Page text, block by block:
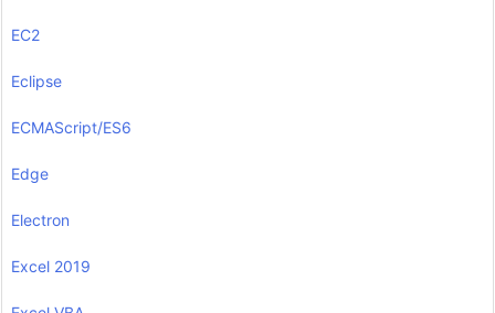
EC2
Eclipse
ECMAScript/ES6
Edge
Electron
Excel 2019